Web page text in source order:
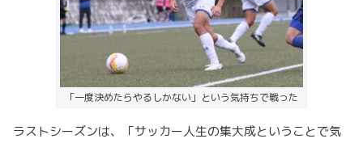
「一度決めたらやるしかない」という気持ちで戦った
ラストシーズンは、「サッカー人生の集大成ということで気